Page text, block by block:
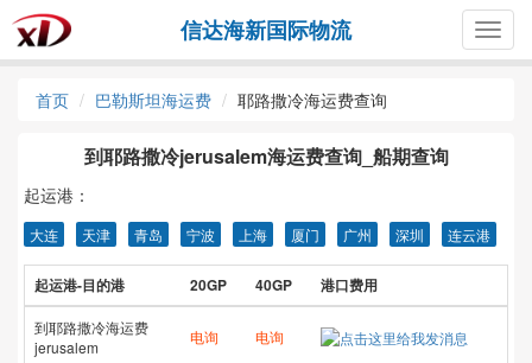
信达海新国际物流
首页 巴勒斯坦海运费 耶路撒冷海运费查询
到耶路撒冷jerusalem海运费查询_船期查询
起运港：
大连 天津 青岛 宁波 上海 厦门 广州 深圳 连云港
起运港-目的港 20GP 40GP 港口费用
到耶路撒冷海运费
jerusalem
电询 电询